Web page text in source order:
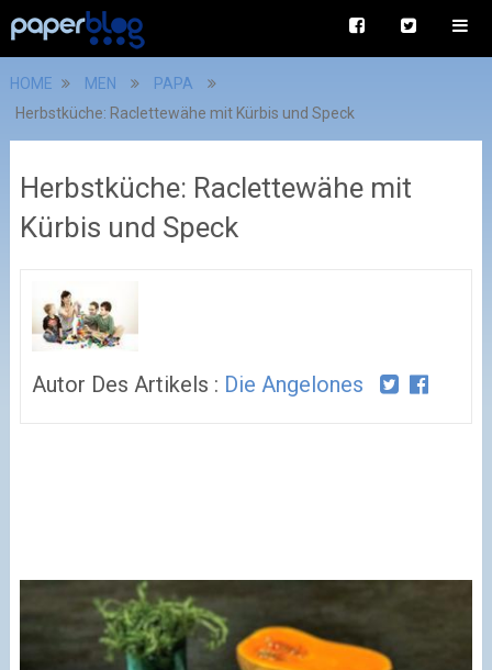
HOME MEN
PAPA
Herbstküche: Raclettewähe mit Kürbis und Speck
Herbstküche: Raclettewähe mit
Kürbis und Speck
Autor Des Artikels : Die Angelones